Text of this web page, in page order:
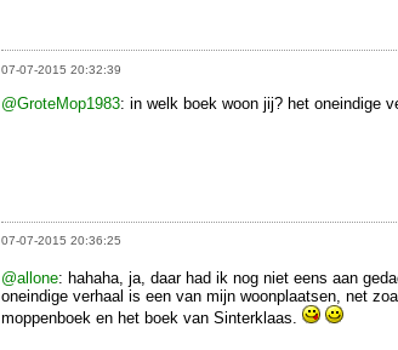
07-07-2015 20:32:39
@GroteMop1983: in welk boek woon jij? het oneindige
07-07-2015 20:36:25
@allone: hahaha, ja, daar had ik nog niet eens aan
oneindige verhaal is een van mijn woonplaatsen, net
moppenboek en het boek van Sinterklaas.